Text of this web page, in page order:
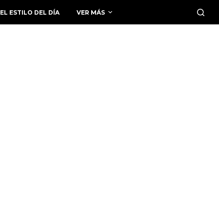
EL ESTILO DEL DÍA VER MÁS